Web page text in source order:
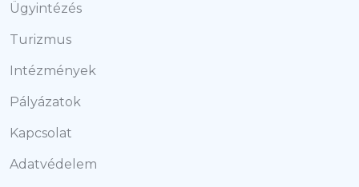
Ügyintézés
Turizmus
Intézmények
Pályázatok
Kapcsolat
Adatvédelem